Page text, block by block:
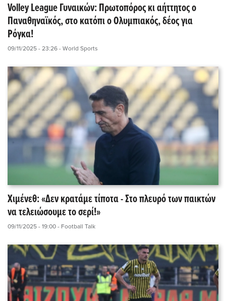
Volley League Γυναικών: Πρωτοπόρος κι αήττητος ο
Παναθηναϊκός, στο κατόπι ο Ολυμπιακός, δέος για
Ρόγκα!
09/11/2025 - 23:26 - World Sports
Χιμένεθ: «Δεν κρατάμε τίποτα - Στο πλευρό των παικτών
να τελειώσουμε το σερί!»
09/11/2025 - 19:00 - Football Talk